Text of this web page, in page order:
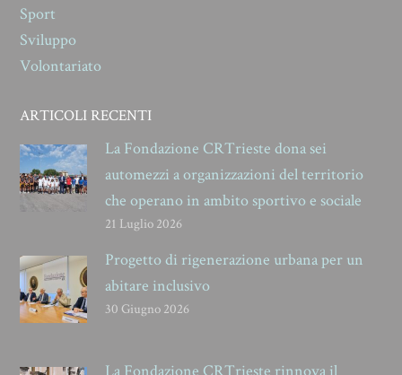
Sport
Sviluppo
Volontariato
ARTICOLI RECENTI
La Fondazione CRTrieste dona sei
automezzi a organizzazioni del territorio
che operano in ambito sportivo e sociale
21 Luglio 2026
Progetto di rigenerazione urbana per un
abitare inclusivo
30 Giugno 2026